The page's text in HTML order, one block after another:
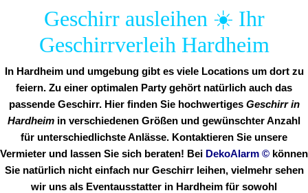
Geschirr ausleihen ☀️ Ihr
Geschirrverleih Hardheim
In Hardheim und umgebung gibt es viele Locations um dort zu
feiern. Zu einer optimalen Party gehört natürlich auch das
passende Geschirr. Hier finden Sie hochwertiges Geschirr in
Hardheim in verschiedenen Größen und gewünschter Anzahl
für unterschiedlichste Anlässe. Kontaktieren Sie unsere
Vermieter und lassen Sie sich beraten! Bei DekoAlarm © können
Sie natürlich nicht einfach nur Geschirr leihen, vielmehr sehen
wir uns als Eventausstatter in Hardheim für sowohl